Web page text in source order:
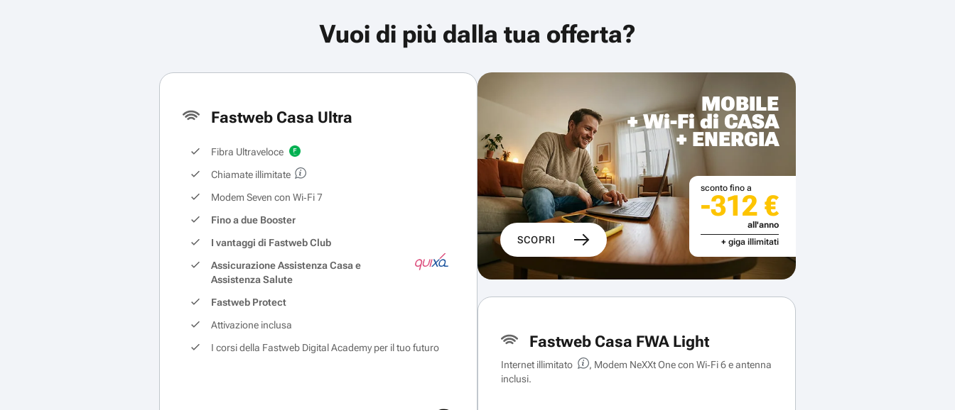
Vuoi di più dalla tua offerta?
Fastweb Casa Ultra
Fibra Ultraveloce
Chiamate illimitate
Modem Seven con Wi‑Fi 7
Fino a due Booster
I vantaggi di Fastweb Club
Assicurazione Assistenza Casa e
Assistenza Salute
Fastweb Protect
Attivazione inclusa
I corsi della Fastweb Digital Academy per il tuo futuro
MOBILE
+ Wi-Fi di CASA
+ ENERGIA
SCOPRI
sconto fino a
-312 €
all'anno
+ giga illimitati
Fastweb Casa FWA Light
Internet illimitato
, Modem NeXXt One con Wi‑Fi 6 e antenna
inclusi.